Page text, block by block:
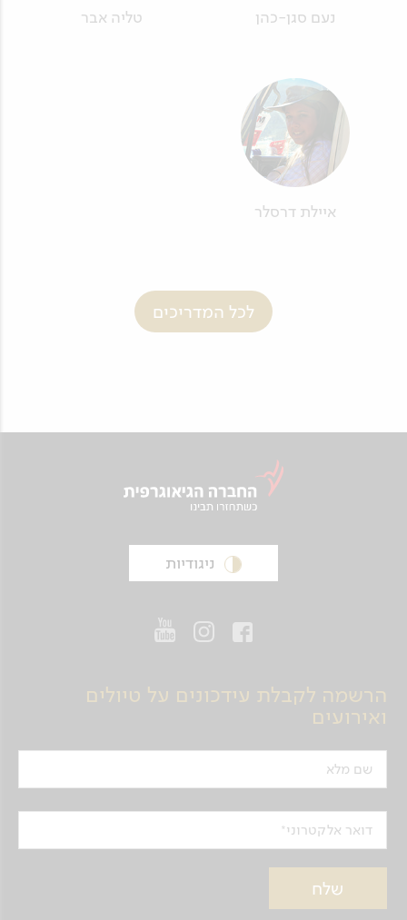
נעם סגן-כהן טליה אבר
איילת דרסלר
לכל המדריכים
ניגודיות
הרשמה לקבלת עידכונים על טיולים
ואירועים
שם מלא
דואר אלקטרוני